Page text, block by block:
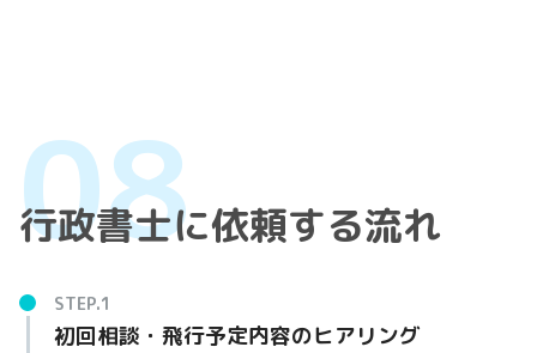
行政書士に依頼する流れ
初回相談・飛行予定内容のヒアリング